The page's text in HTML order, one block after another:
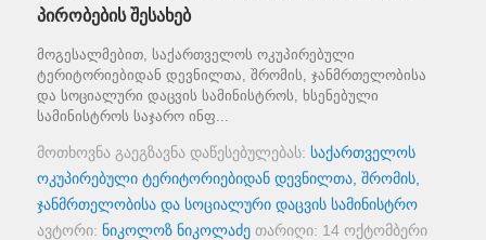
პირობების შესახებ
მოგესალმებით, საქართველოს ოკუპირებული
ტერიტორიებიდან დევნილთა, შრომის, ჯანმრთელობისა
და სოციალური დაცვის სამინისტროს, ხსენებული
სამინისტროს საჯარო ინფ...
მოთხოვნა გაეგზავნა დაწესებულებას: საქართველოს
ოკუპირებული ტერიტორიებიდან დევნილთა, შრომის,
ჯანმრთელობისა და სოციალური დაცვის სამინისტრო
ავტორი: ნიკოლოზ ნიკოლაძე თარიღი: 14 ოქტომბერი